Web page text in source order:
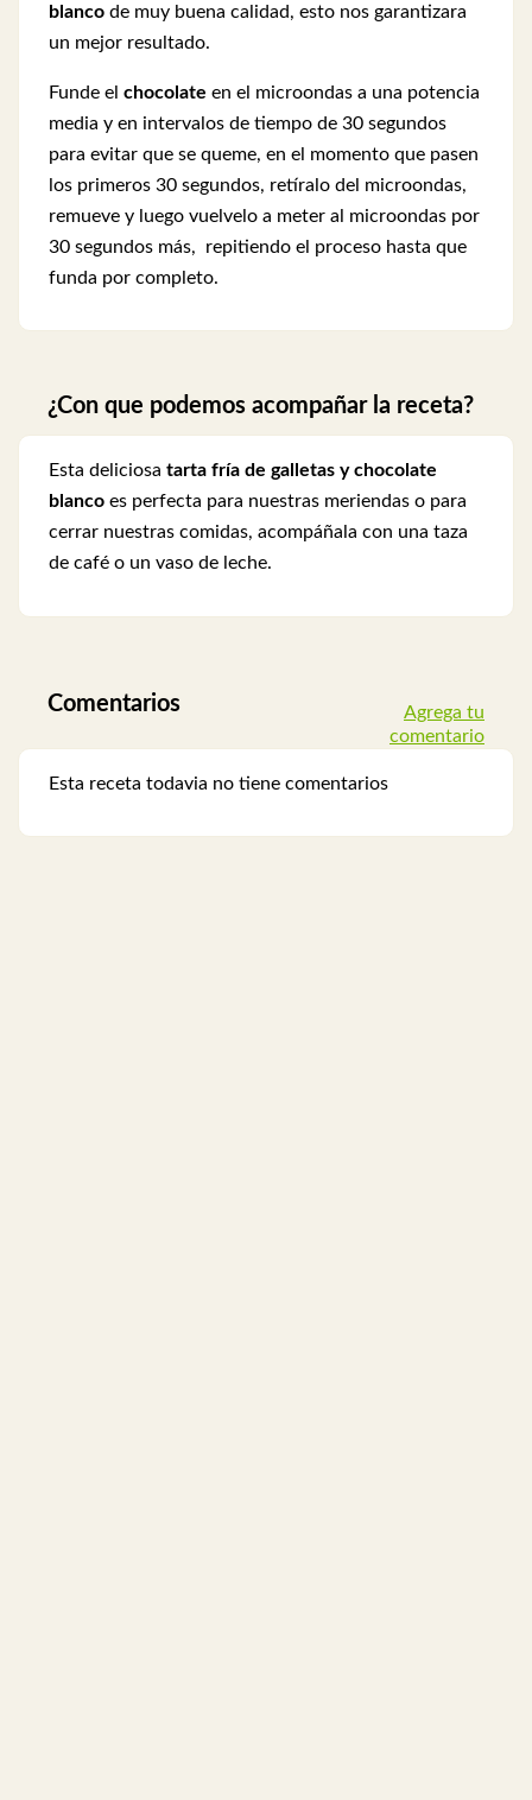
blanco de muy buena calidad, esto nos garantizara
un mejor resultado.
Funde el chocolate en el microondas a una potencia
media y en intervalos de tiempo de 30 segundos
para evitar que se queme, en el momento que pasen
los primeros 30 segundos, retíralo del microondas,
remueve y luego vuelvelo a meter al microondas por
30 segundos más, repitiendo el proceso hasta que
funda por completo.
¿Con que podemos acompañar la receta?
Esta deliciosa tarta fría de galletas y chocolate
blanco es perfecta para nuestras meriendas o para
cerrar nuestras comidas, acompáñala con una taza
de café o un vaso de leche.
Comentarios
Agrega tu
comentario
Esta receta todavia no tiene comentarios